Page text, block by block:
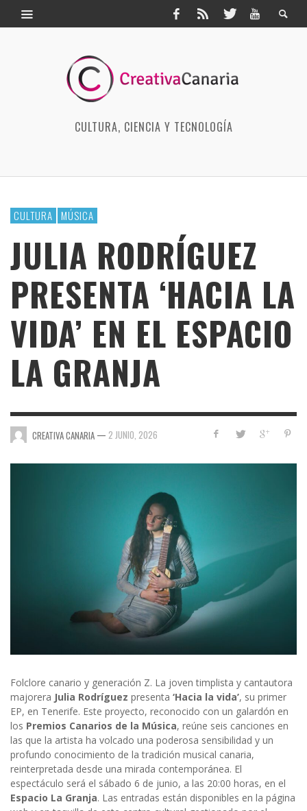
CULTURA, CIENCIA Y TECNOLOGÍA
CULTURA MÚSICA
JULIA RODRÍGUEZ
PRESENTA ‘HACIA LA
VIDA’ EN EL ESPACIO
LA GRANJA
CREATIVA CANARIA — 2 JUNIO, 2026
Folclore canario y generación Z. La joven timplista y cantautora
majorera Julia Rodríguez presenta ‘Hacia la vida’, su primer
EP, en Tenerife. Este proyecto, reconocido con un galardón en
los Premios Canarios de la Música, reúne seis canciones en
las que la artista ha volcado una poderosa sensibilidad y un
profundo conocimiento de la tradición musical canaria,
reinterpretada desde una mirada contemporánea. El
espectáculo será el sábado 6 de junio, a las 20:00 horas, en el
Espacio La Granja. Las entradas están disponibles en la página